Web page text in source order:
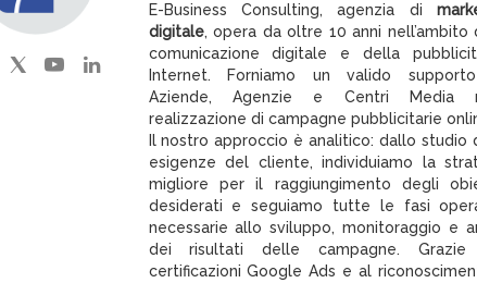
E-Business Consulting, agenzia di
digitale, opera da oltre 10 anni nell’ambito
comunicazione digitale e della
Internet. Forniamo un valido
Aziende, Agenzie e Centri Media
realizzazione di campagne pubblicitarie
Il nostro approccio è analitico: dallo studio
esigenze del cliente, individuiamo la
migliore per il raggiungimento degli
desiderati e seguiamo tutte le fasi
necessarie allo sviluppo, monitoraggio e
dei risultati delle campagne. Grazie
certificazioni Google Ads e al